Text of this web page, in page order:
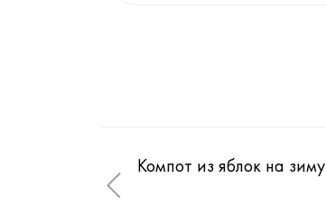
Компот из яблок на зиму